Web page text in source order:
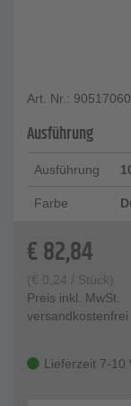
Art. Nr.:
Ausführung
Ausführung
Farbe
€82,84
(€ 0,24 / Stück)
Preis inkl. MwSt.
versandkostenfrei
Lieferzeit 7-10